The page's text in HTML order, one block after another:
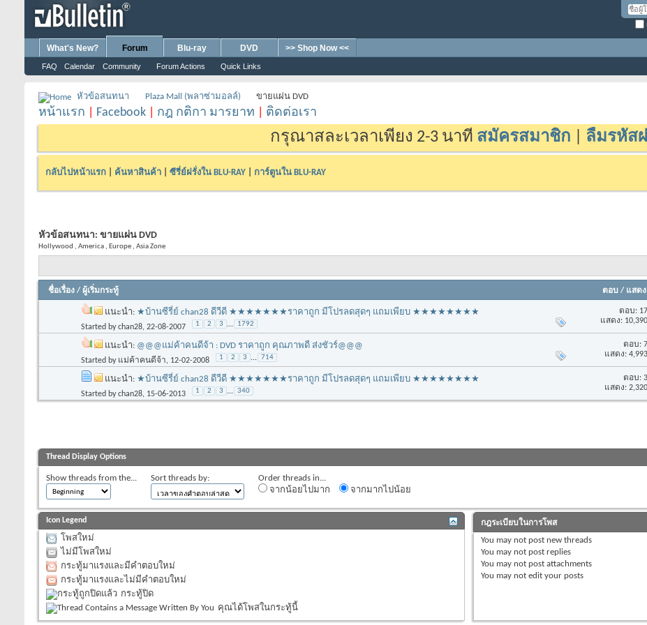
What's New? Forum
FAQ Calendar Community Forum Actions Quick Links
Blu-ray DVD >> Shop Now <<
หัวข้อสนทนา Plaza Mall (พลาซ่ามอลล์) ขายแผ่น DVD
หน้าแรก Facebook กฎ กติกา มารยาท ติดต่อเรา
กรุณาสละเวลาเพียง 2-3 นาที สมัครสมาชิก ลืมรหัส
กลับไปหน้าแรก ค้นหาสินค้า ซีรี่ย์ฝรั่งใน BLU-RAY การ์ตูนใน BLU-RAY
หัวข้อสนทนา: ขายแผ่น DVD
Hollywood , America , Europe , Asia Zone
ชื่อเรื่อง / ผู้เริ่มกระทู้ ตอบ / แสดง
แนะนำ: ★บ้านซีรี่ย์ chan28 ดีวีดี ★★★★★★★ราคาถูก มีโปรลดสุดๆ แถมเพียบ ★★★★★★★★
Started bychan28‎, 22-08-2007 1 2 3 ... 1792
ตอบ:
แสดง:
แนะนำ: @@@แม่ค้าคนดีจ้า : DVD ราคาถูก คุณภาพดี ส่งชัวร์@@@
Started by แม่ค้าคนดีจ้า‎, 12-02-2008 1 2 3 ... 714
ตอบ:
แสดง:
แนะนำ: ★บ้านซีรี่ย์ chan28 ดีวีดี ★★★★★★★ราคาถูก มีโปรลดสุดๆ แถมเพียบ ★★★★★★★★
Started bychan28‎, 15-06-2013 1 2 3 ... 340
ตอบ:
แสดง:
Thread Display Options
Show threads from the... Sort threads by:
Order threads in...
จากน้อยไปมาก
จากมากไปน้อย
Icon Legend
โพสใหม่
ไม่มีโพสใหม่
กระทู้มาแรงและมีคำตอบใหม่
กระทู้มาแรงและไม่มีคำตอบใหม่
กระทู้ปิด
คุณได้โพสในกระทู้นี้
กฎระเบียบในการโพส
You may not post new threads
You may not post replies
You may not post attachments
You may not edit your posts